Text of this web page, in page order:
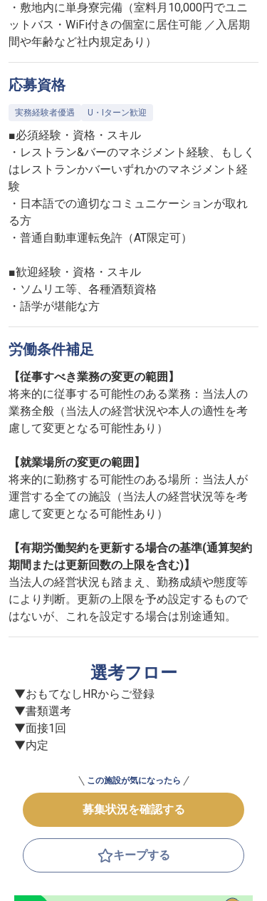
・敷地内に単身寮完備（室料月10,000円でユニ
ットバス・WiFi付きの個室に居住可能 ／入居期
間や年齢など社内規定あり）
応募資格
実務経験者優遇 U・Iターン歓迎
■必須経験・資格・スキル
・レストラン&バーのマネジメント経験、もしく
はレストランかバーいずれかのマネジメント経
験
・日本語での適切なコミュニケーションが取れ
る方
・普通自動車運転免許（AT限定可）
■歓迎経験・資格・スキル
・ソムリエ等、各種酒類資格
・語学が堪能な方
労働条件補足
【従事すべき業務の変更の範囲】
将来的に従事する可能性のある業務：当法人の
業務全般（当法人の経営状況や本人の適性を考
慮して変更となる可能性あり）
【就業場所の変更の範囲】
将来的に勤務する可能性のある場所：当法人が
運営する全ての施設（当法人の経営状況等を考
慮して変更となる可能性あり）
【有期労働契約を更新する場合の基準(通算契約
期間または更新回数の上限を含む)】
当法人の経営状況も踏まえ、勤務成績や態度等
により判断。更新の上限を予め設定するもので
はないが、これを設定する場合は別途通知。
選考フロー
▼おもてなしHRからご登録
▼書類選考
▼面接1回
▼内定
この施設が気になったら
募集状況を確認する
キープする